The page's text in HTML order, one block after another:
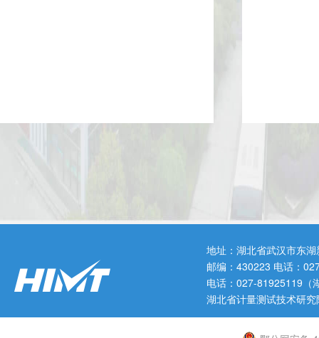
地址：湖北省武汉市东
邮编：430223 电话：
电话：027-81925119（
湖北省计量测试技术研